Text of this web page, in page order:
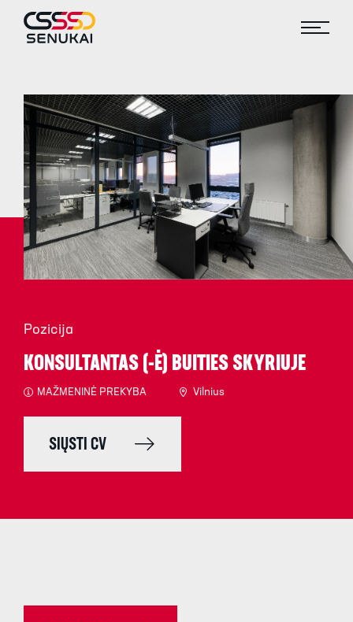
Pozicija
KONSULTANTAS (-Ė) BUITIES SKYRIUJE
MAŽMENINĖ PREKYBA Vilnius
SIŲSTI CV